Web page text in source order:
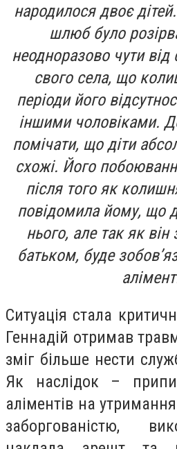
народилося двоє
шлюб було
неодноразово чути від
свого села, що
періоди його
іншими чоловіками.
помічати, що діти
схожі. Його
після того як
повідомила йому, що
нього, але так як він
батьком, буде
Ситуація стала
Геннадій отримав
зміг більше нести
Як наслідок –
аліментів на утримання
заборгованістю,